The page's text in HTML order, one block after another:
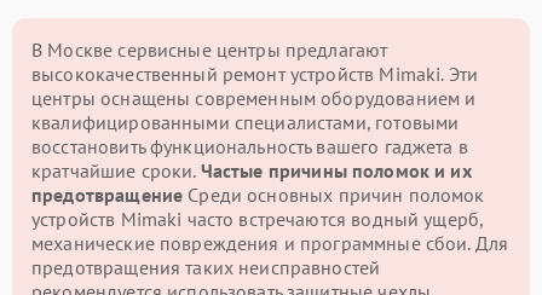
В Москве сервисные центры предлагают
высококачественный ремонт устройств Mimaki. Эти
центры оснащены современным оборудованием и
квалифицированными специалистами, готовыми
восстановить функциональность вашего гаджета в
кратчайшие сроки. Частые причины поломок и их
предотвращение Среди основных причин поломок
устройств Mimaki часто встречаются водный ущерб,
механические повреждения и программные сбои. Для
предотвращения таких неисправностей